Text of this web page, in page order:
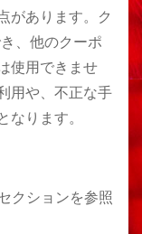
があります。ク
、他のクーポ
使用できませ
用や、不正な手
ります。
クションを参照